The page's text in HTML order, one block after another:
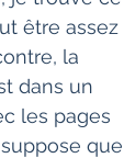
être assez
la
dans un
les pages
que